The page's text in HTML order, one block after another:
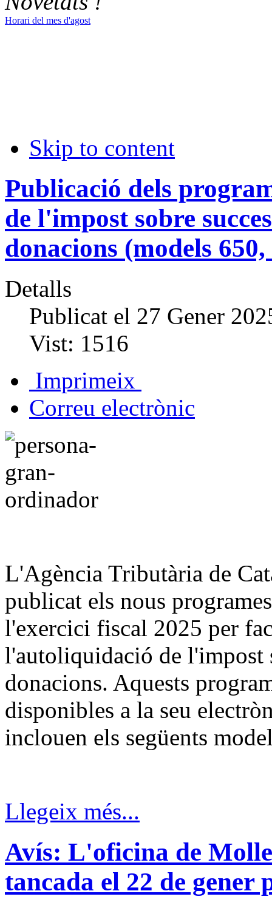
Horari del mes d'agost
Skip to content
Publicació dels
de l'impost sobre
donacions (models
Detalls
Publicat el 27 Gener
Vist: 1516
Imprimeix
Correu electrònic
L'Agència Tributària de
publicat els nous
l'exercici fiscal 2025 per
l'autoliquidació de l'impost
donacions. Aquests
disponibles a la seu
inclouen els següents
Llegeix més...
Avís: L'oficina de
tancada el 22 de gener